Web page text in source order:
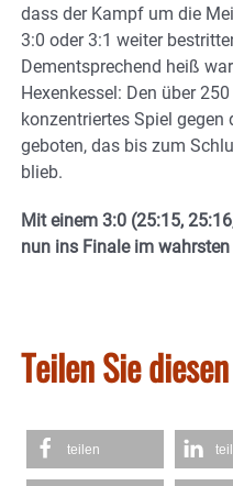
dass der Kampf um die
3:0 oder 3:1 weiter
Dementsprechend heiß
Hexenkessel: Den über
konzentriertes Spiel gegen
geboten, das bis zum
blieb.
Mit einem 3:0 (25:15,
nun ins Finale im
Teilen Sie
teilen